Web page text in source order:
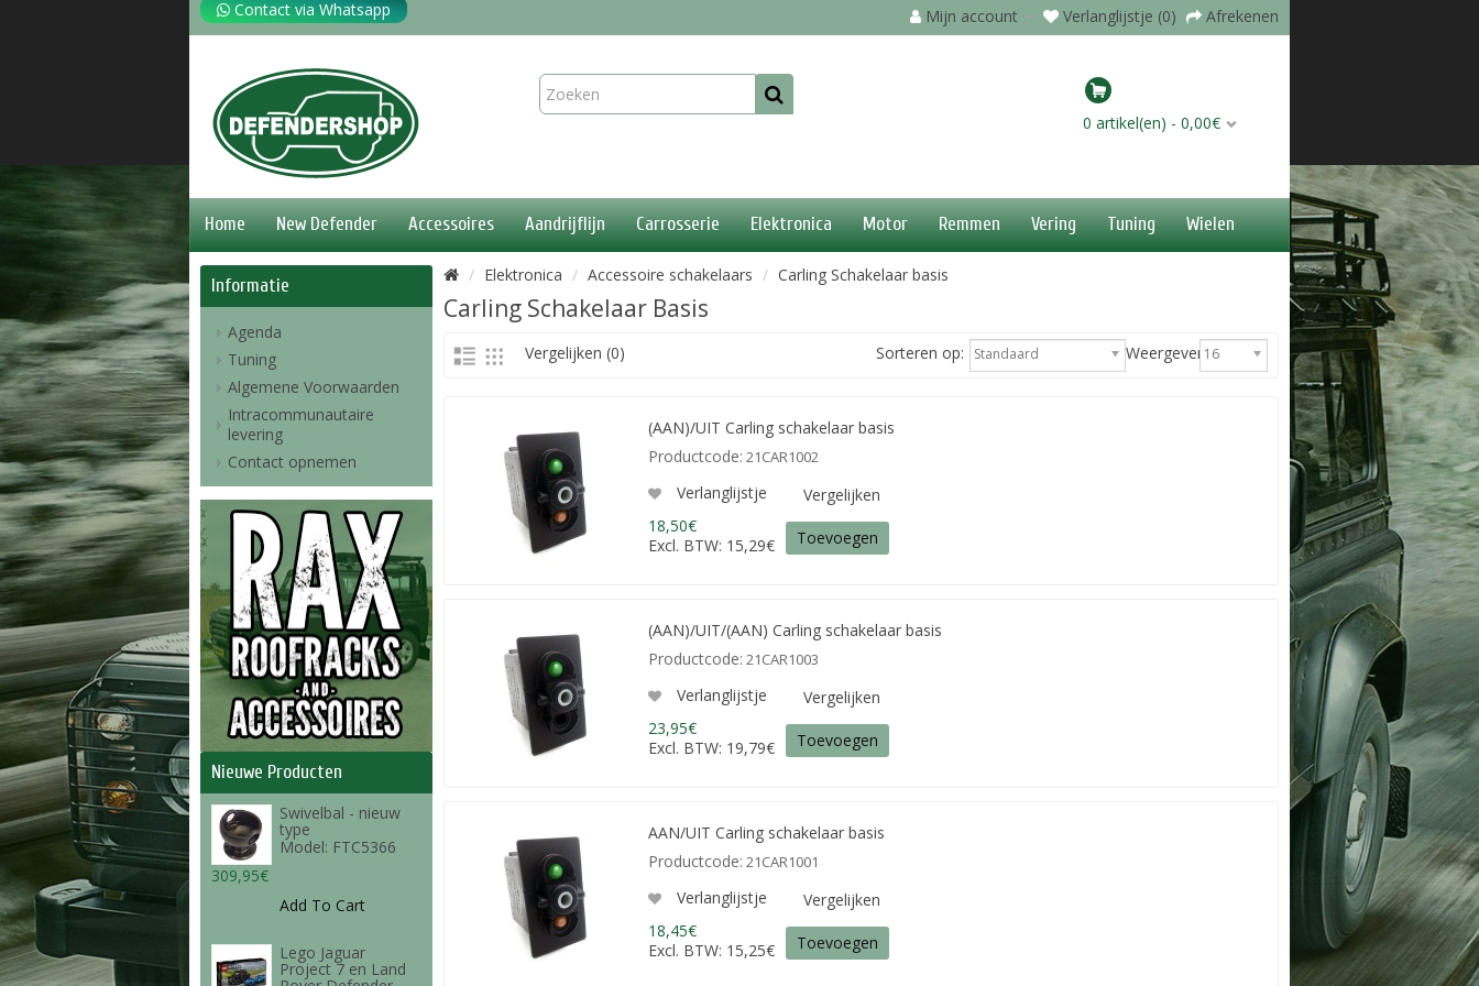
Contact via Whatsapp Mijn account Verlanglijstje (0) Afrekenen
0 artikel(en) - 0,00€
Home New Defender Accessoires Aandrijflijn Carrosserie Elektronica Motor Remmen Vering Tuning Wielen
Informatie
Agenda
Tuning
Algemene Voorwaarden
Intracommunautaire
levering
Contact opnemen
Nieuwe Producten
Swivelbal - nieuw
type
Model: FTC5366
309,95€
Add To Cart
Lego Jaguar
Project 7 en Land
Elektronica Accessoire schakelaars Carling Schakelaar basis
Carling Schakelaar Basis
Vergelijken (0) Sorteren op: Standaard Weergeven:16
(AAN)/UIT Carling schakelaar basis
Productcode: 21CAR1002
Verlanglijstje
Vergelijken
18,50€
Excl. BTW: 15,29€
Toevoegen
(AAN)/UIT/(AAN) Carling schakelaar basis
Productcode: 21CAR1003
Verlanglijstje
Vergelijken
23,95€
Excl. BTW: 19,79€
Toevoegen
AAN/UIT Carling schakelaar basis
Productcode: 21CAR1001
Verlanglijstje
Vergelijken
18,45€
Excl. BTW: 15,25€
Toevoegen